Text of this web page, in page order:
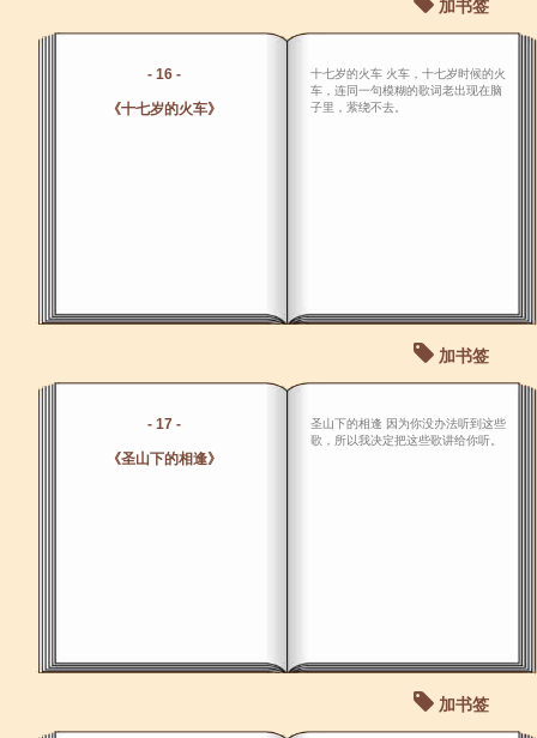
加书签
- 16 -
《十七岁的火车》
十七岁的火车 火车，十七岁时候的火
车，连同一句模糊的歌词老出现在脑
子里，萦绕不去。
加书签
- 17 -
《圣山下的相逢》
圣山下的相逢 因为你没办法听到这些
歌，所以我决定把这些歌讲给你听。
加书签